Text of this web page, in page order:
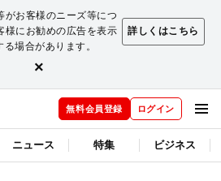
がお客様のニーズ等につ
様にお勧めの広告を表示
場合があります。
詳しくはこちら
×
無料会員登録 ログイン
ニュース 特集 ビジネス